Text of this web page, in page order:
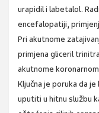
urapidil i labetalol.
encefalopatiji,
Pri akutnome
primjena gliceril
akutnome
Ključna je poruka da
uputiti u hitnu službu